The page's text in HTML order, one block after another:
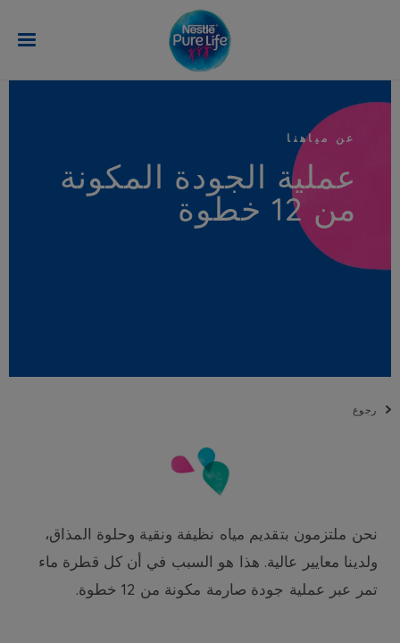
تجاوز إلى المحتوى الرئيسي
عن مياهنا
عملية الجودة المكونة
من 12 خطوة
رجوع
نحن ملتزمون بتقديم مياه نظيفة ونقية وحلوة المذاق،
ولدينا معايير عالية. هذا هو السبب في أن كل قطرة ماء
تمر عبر عملية جودة صارمة مكونة من 12 خطوة.